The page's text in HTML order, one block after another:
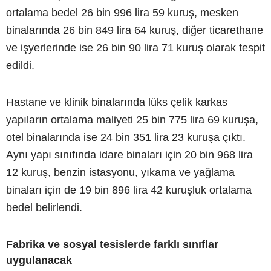
ortalama bedel 26 bin 996 lira 59 kuruş, mesken
binalarında 26 bin 849 lira 64 kuruş, diğer ticarethane
ve işyerlerinde ise 26 bin 90 lira 71 kuruş olarak tespit
edildi.
Hastane ve klinik binalarında lüks çelik karkas
yapıların ortalama maliyeti 25 bin 775 lira 69 kuruşa,
otel binalarında ise 24 bin 351 lira 23 kuruşa çıktı.
Aynı yapı sınıfında idare binaları için 20 bin 968 lira
12 kuruş, benzin istasyonu, yıkama ve yağlama
binaları için de 19 bin 896 lira 42 kuruşluk ortalama
bedel belirlendi.
Fabrika ve sosyal tesislerde farklı sınıflar
uygulanacak